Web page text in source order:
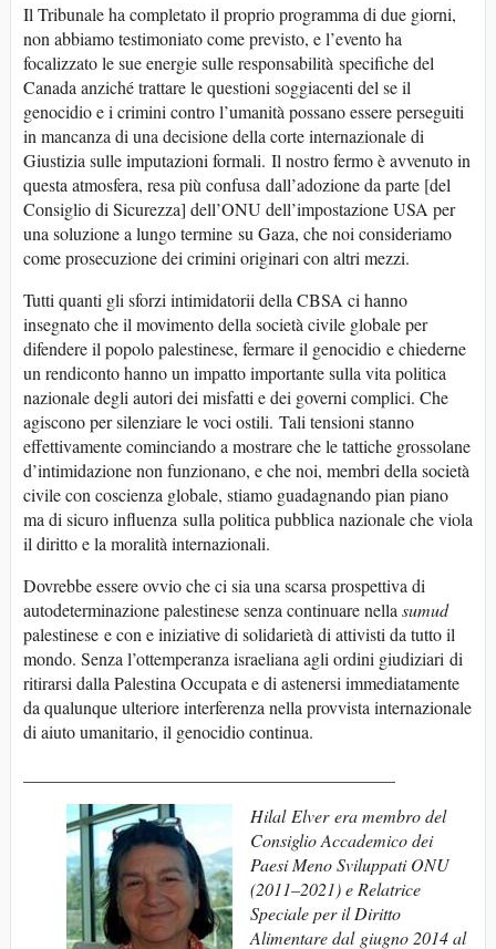
Il Tribunale ha completato il proprio programma di due giorni,
non abbiamo testimoniato come previsto, e l’evento ha
focalizzato le sue energie sulle responsabilità specifiche del
Canada anziché trattare le questioni soggiacenti del se il
genocidio e i crimini contro l’umanità possano essere perseguiti
in mancanza di una decisione della corte internazionale di
Giustizia sulle imputazioni formali. Il nostro fermo è avvenuto in
questa atmosfera, resa più confusa dall’adozione da parte [del
Consiglio di Sicurezza] dell’ONU dell’impostazione USA per
una soluzione a lungo termine su Gaza, che noi consideriamo
come prosecuzione dei crimini originari con altri mezzi.
Tutti quanti gli sforzi intimidatorii della CBSA ci hanno
insegnato che il movimento della società civile globale per
difendere il popolo palestinese, fermare il genocidio e chiederne
un rendiconto hanno un impatto importante sulla vita politica
nazionale degli autori dei misfatti e dei governi complici. Che
agiscono per silenziare le voci ostili. Tali tensioni stanno
effettivamente cominciando a mostrare che le tattiche grossolane
d’intimidazione non funzionano, e che noi, membri della società
civile con coscienza globale, stiamo guadagnando pian piano
ma di sicuro influenza sulla politica pubblica nazionale che viola
il diritto e la moralità internazionali.
Dovrebbe essere ovvio che ci sia una scarsa prospettiva di
autodeterminazione palestinese senza continuare nella sumud
palestinese e con e iniziative di solidarietà di attivisti da tutto il
mondo. Senza l’ottemperanza israeliana agli ordini giudiziari di
ritirarsi dalla Palestina Occupata e di astenersi immediatamente
da qualunque ulteriore interferenza nella provvista internazionale
di aiuto umanitario, il genocidio continua.
Hilal Elverera membrodel
Consiglio Accademico dei
Paesi Meno Sviluppati ONU
(2011–2021)e Relatrice
Speciale per il Diritto
Alimentare dal giugno 2014al